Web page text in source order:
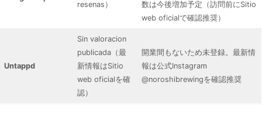
resenas）
数は今後増加予定（訪問前にSitio
web oficialで確認推奨）
Untappd
Sin valoracion
publicada（最
新情報はSitio
web oficialを確
認）
開業間もないため未登録。最新情
報は公式Instagram
@noroshibrewingを確認推奨